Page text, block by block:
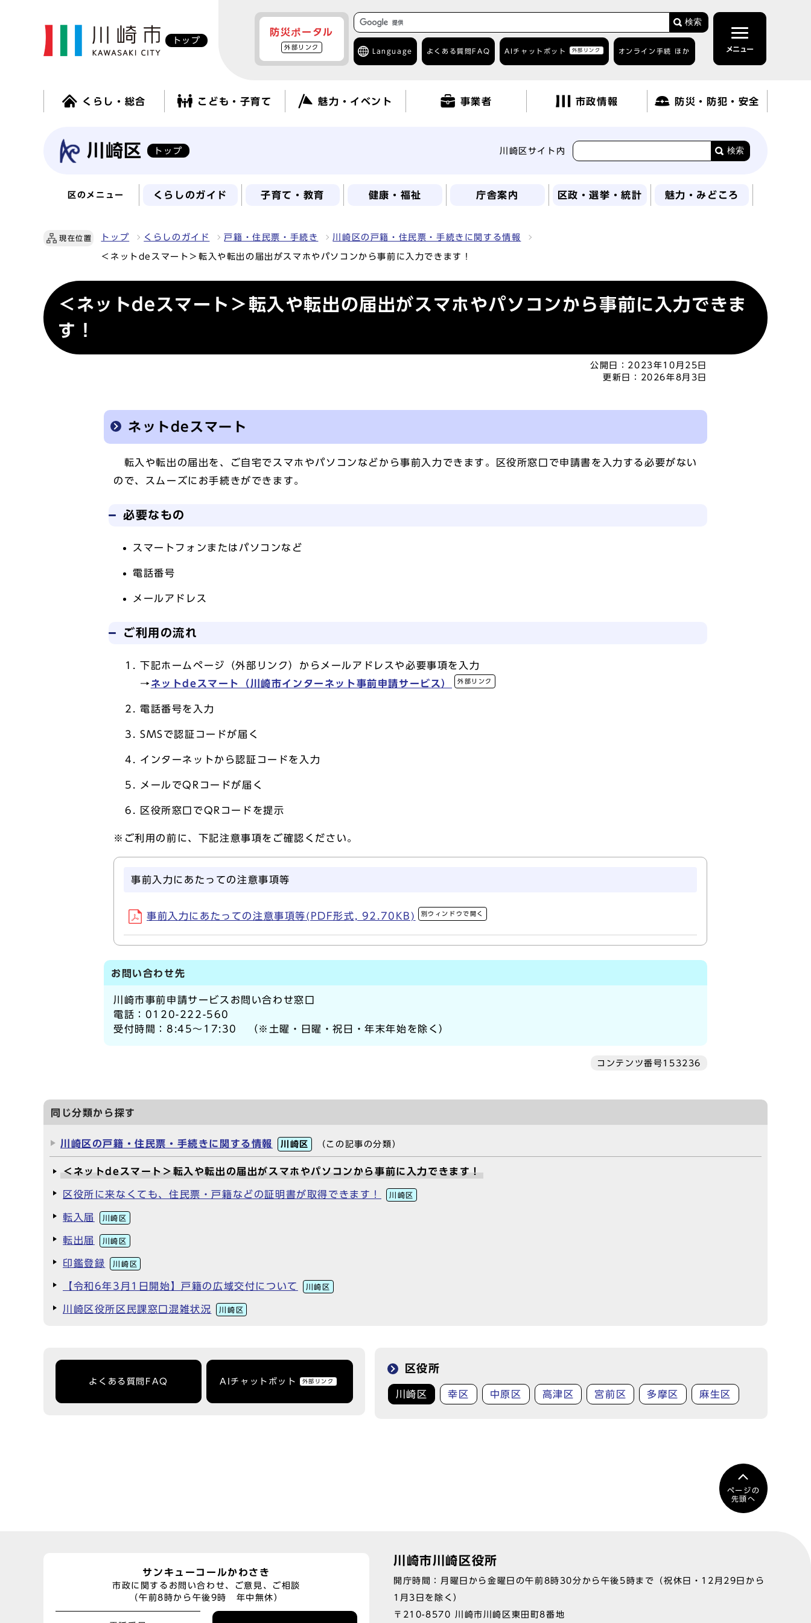
トップ
防災ポータル
外部リンク
検索
Language よくある質問 FAQ AIチャットボット 外部リンク オンライン手続 ほか メニュー
くらし・総合 こども・子育て 魅力・イベント 事業者 市政情報 防災・防犯・安全
川崎区 トップ 川崎区サイト内 検索
区のメニュー くらしのガイド 子育て・教育 健康・福祉 庁舎案内 区政・選挙・統計 魅力・みどころ
現在位置 トップ くらしのガイド 戸籍・住民票・手続き 川崎区の戸籍・住民票・手続きに関する情報
＜ネットdeスマート＞転入や転出の届出がスマホやパソコンから事前に入力できます！
＜ネットdeスマート＞転入や転出の届出がスマホやパソコンから事前に入力できま
す！
公開日： 2023年10月25日
更新日：
2026年8月3日
ネットdeスマート
転入や転出の届出を、ご自宅でスマホやパソコンなどから事前入力できます。区役所窓口で申請書を入力する必要がない
ので、スムーズにお手続きができます。
必要なもの
スマートフォンまたはパソコンなど
電話番号
メールアドレス
ご利用の流れ
下記ホームページ（外部リンク）からメールアドレスや必要事項を入力
→ ネットdeスマート（川崎市インターネット事前申請サービス） 外部リンク
電話番号を入力
SMSで認証コードが届く
インターネットから認証コードを入力
メールでQRコードが届く
区役所窓口でQRコードを提示
※ご利用の前に、下記注意事項をご確認ください。
事前入力にあたっての注意事項等
事前入力にあたっての注意事項等(PDF形式, 92.70KB) 別ウィンドウで開く
お問い合わせ先
川崎市事前申請サービスお問い合わせ窓口
電話：0120-222-560
受付時間：8:45～17:30 （※土曜・日曜・祝日・年末年始を除く）
コンテンツ番号153236
同じ分類から探す
川崎区の戸籍・住民票・手続きに関する情報 川崎区 （この記事の分類）
＜ネットdeスマート＞転入や転出の届出がスマホやパソコンから事前に入力できます！
区役所に来なくても、住民票・戸籍などの証明書が取得できます！ 川崎区
転入届 川崎区
転出届 川崎区
印鑑登録 川崎区
【令和6年3月1日開始】戸籍の広域交付について 川崎区
川崎区役所区民課窓口混雑状況 川崎区
よくある質問FAQ AIチャットボット 外部リンク
区役所
川崎区 幸区 中原区 高津区 宮前区 多摩区 麻生区
ページの
先頭へ
サンキューコールかわさき
市政に関するお問い合わせ、ご意見、ご相談
（午前8時から午後9時 年中無休）
川崎市川崎区役所
開庁時間：月曜日から金曜日の午前8時30分から午後5時まで（祝休日・12月29日から
1月3日を除く）
〒210-8570 川崎市川崎区東田町8番地